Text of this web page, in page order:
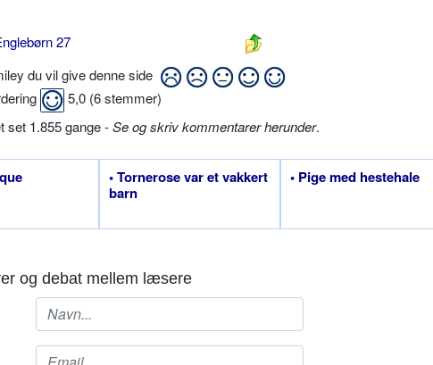
27
du vil give denne side
5,0 (6stemmer)
set 1.855 gange -Se og skriv kommentarer herunder.
• Tornerose var et vakkert
barn
• Pige med hestehale
og debat mellem læsere